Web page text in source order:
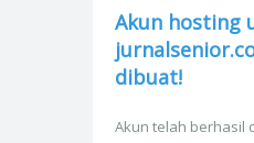
Akun hosting
dibuat!
Akun telah berhasil